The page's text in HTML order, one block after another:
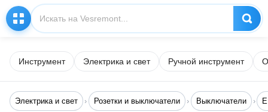
Инструмент Электрика и свет Ручной инструмент
Электрика и свет Розетки и выключатели Выключатели